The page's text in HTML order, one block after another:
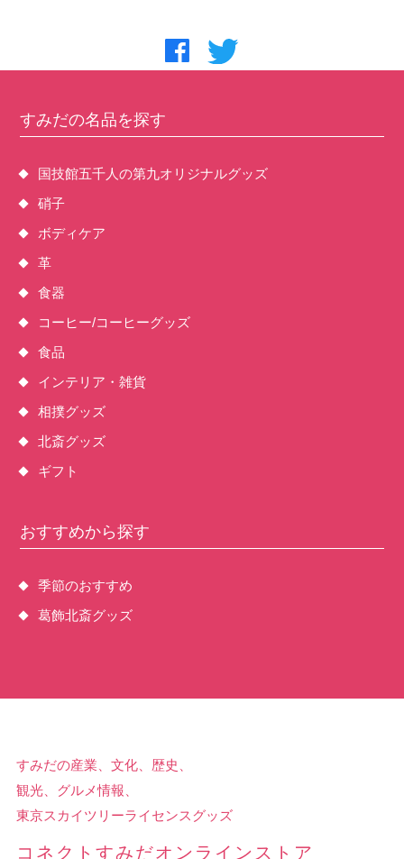
すみだの名品を探す
国技館五千人の第九オリジナルグッズ
硝子
ボディケア
革
食器
コーヒー/コーヒーグッズ
食品
インテリア・雑貨
相撲グッズ
北斎グッズ
ギフト
おすすめから探す
季節のおすすめ
葛飾北斎グッズ
すみだの産業、文化、歴史、
観光、グルメ情報、
東京スカイツリーライセンスグッズ
コネクトすみだオンラインストア